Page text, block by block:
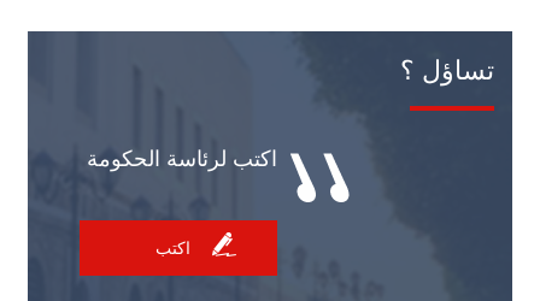
تساؤل ؟
اكتب لرئاسة الحكومة
اكتب